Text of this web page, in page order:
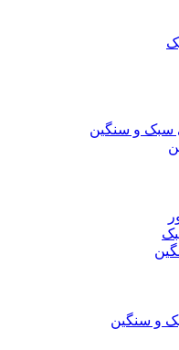
سبک و سنگین
و سنگین